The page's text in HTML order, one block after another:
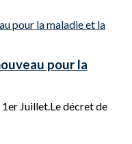
pour la
Juillet.Le décret de